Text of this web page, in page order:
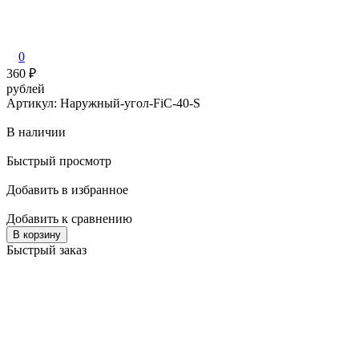
0
360 ₽
рублей
Артикул: Наружный-угол-FiC-40-S
В наличии
Быстрый просмотр
Добавить в избранное
Добавить к сравнению
В корзину
Быстрый заказ